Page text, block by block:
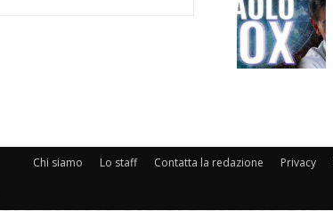
Chi siamo Lo staff Contatta la redazione Privacy